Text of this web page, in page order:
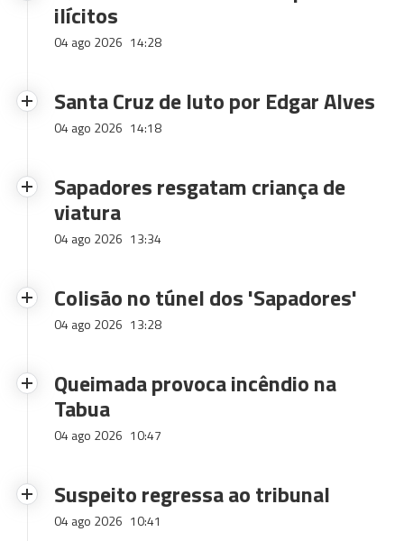
ilícitos
04 ago 2026 14:28
Santa Cruz de luto por Edgar Alves
04 ago 2026 14:18
Sapadores resgatam criança de
viatura
04 ago 2026 13:34
Colisão no túnel dos 'Sapadores'
04 ago 2026 13:28
Queimada provoca incêndio na
Tabua
04 ago 2026 10:47
Suspeito regressa ao tribunal
04 ago 2026 10:41